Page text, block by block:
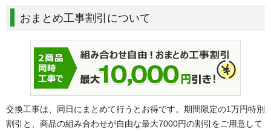
おまとめ工事割引について
交換工事は、同日にまとめて行うとお得です。期間限定の1万円特別
割引と、商品の組み合わせが自由な最大7000円の割引をご用意して